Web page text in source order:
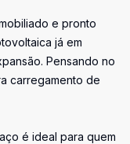
e pronto
já em
Pensando no
carregamento de
é ideal para quem